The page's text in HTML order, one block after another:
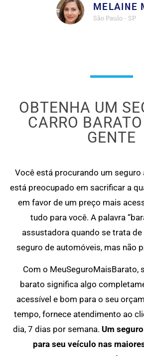
MELAINE
São Paulo - SP
OBTENHA UM
CARRO
GENTE
Você está procurando um seguro
está preocupado em sacrificar a
em favor de um preço mais
tudo para você. A palavra
assustadora quando se trata
seguro de automóveis, mas não
Com o MeuSeguroMaisBarato,
barato significa algo
acessível e bom para o seu
tempo, fornece atendimento ao
dia, 7 dias por semana. Um
para seu veículo nas